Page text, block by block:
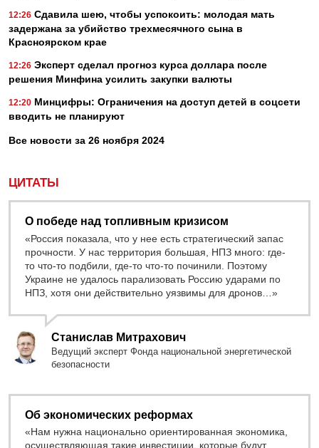
12:26 Сдавила шею, чтобы успокоить: молодая мать
задержана за убийство трехмесячного сына в
Красноярском крае
12:26 Эксперт сделал прогноз курса доллара после
решения Минфина усилить закупки валюты
12:20 Минцифры: Ограничения на доступ детей в соцсети
вводить не планируют
Все новости за 26 ноября 2024
ЦИТАТЫ
О победе над топливным кризисом
«Россия показала, что у нее есть стратегический запас
прочности. У нас территория большая, НПЗ много: где-
то что-то подбили, где-то что-то починили. Поэтому
Украине не удалось парализовать Россию ударами по
НПЗ, хотя они действительно уязвимы для дронов…»
Станислав Митрахович
Ведущий эксперт Фонда национальной энергетической
безопасности
Об экономических реформах
«Нам нужна национально ориентированная экономика,
осуществляющая такие инвестиции, которые будут